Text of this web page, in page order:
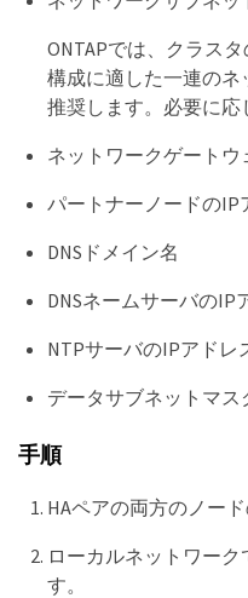
ONTAPでは、クラス
構成に適した一連の
推奨します。必要に応
ネットワークゲートウ
パートナーノードのIP
DNSドメイン名
DNSネームサーバのIP
NTPサーバのIPアドレ
データサブネットマス
手順
HAペアの両方のノー
ローカルネットワー
す。